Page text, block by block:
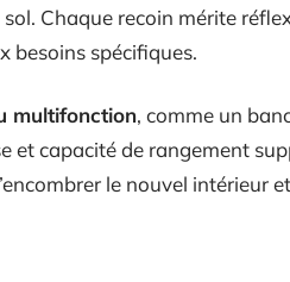
Chaque recoin mérite
besoins spécifiques.
multifonction, comme un
et capacité de rangement
le nouvel intérieur